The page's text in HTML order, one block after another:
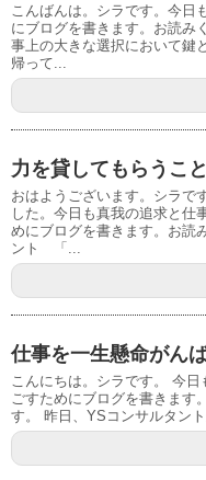
こんばんは。シラです。今日
にブログを書きます。お読み
事上の大きな選択において鍵
帰って...
力を貸してもらうこ
おはようございます。シラで
した。今日も真我の追求と仕
めにブログを書きます。お読
ント 「...
仕事を一生懸命がん
こんにちは。シラです。 今
ごすためにブログを書きます
す。 昨日、YSコンサルタン